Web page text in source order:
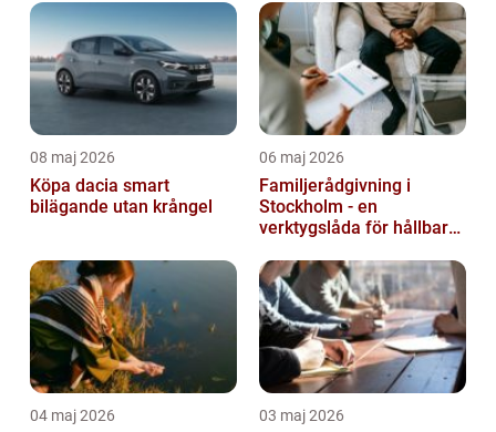
08 maj 2026
Köpa dacia smart
bilägande utan krångel
06 maj 2026
Familjerådgivning i
Stockholm - en
verktygslåda för hållbara
04 maj 2026 03 maj 2026